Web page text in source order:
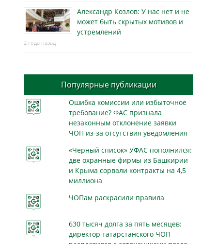
Александр Козлов: У нас нет и не
может быть скрытых мотивов и
устремлений
2 года назад
Популярные публикации
Ошибка комиссии или избыточное
требование? ФАС признала
незаконным отклонение заявки
ЧОП из-за отсутствия уведомления
«Чёрный список» УФАС пополнился:
две охранные фирмы из Башкирии
и Крыма сорвали контракты на 4,5
миллиона
ЧОПам раскрасили правила
630 тысяч долга за пять месяцев:
директор татарстанского ЧОП